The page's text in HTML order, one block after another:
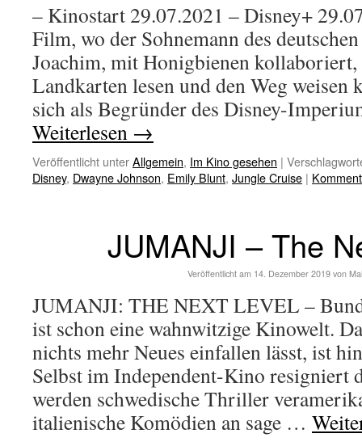
– Kinostart 29.07.2021 – Disney+
Film, wo der Sohnemann des
Joachim, mit Honigbienen kollaboriert,
Landkarten lesen und den Weg weisen
sich als Begründer des Disney-
Weiterlesen →
Veröffentlicht unterAllgemein, Im Kino gesehen |
Disney, Dwayne Johnson, Emily Blunt, Jungle Cruise |
JUMANJI – The
Veröffentlicht am 14. Dezember 2019 von
JUMANJI: THE NEXT LEVEL –
ist schon eine wahnwitzige Kinowelt.
nichts mehr Neues einfallen lässt, ist
Selbst im Independent-Kino resigniert
werden schwedische Thriller
italienische Komödien an sage …